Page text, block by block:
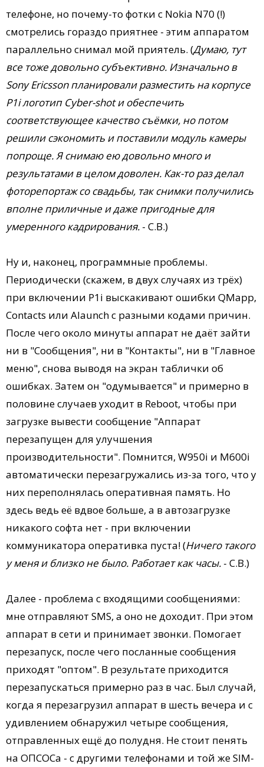
телефоне, но почему-то фотки с Nokia N70 (!)
смотрелись гораздо приятнее - этим аппаратом
параллельно снимал мой приятель. (Думаю, тут
все тоже довольно субъективно. Изначально в
Sony Ericsson планировали разместить на корпусе
P1i логотип Cyber-shot и обеспечить
соответствующее качество съёмки, но потом
решили сэкономить и поставили модуль камеры
попроще. Я снимаю ею довольно много и
результатами в целом доволен. Как-то раз делал
фоторепортаж со свадьбы, так снимки получились
вполне приличные и даже пригодные для
умеренного кадрирования. - С.В.)
Ну и, наконец, программные проблемы.
Периодически (скажем, в двух случаях из трёх)
при включении P1i выскакивают ошибки QMapp,
Contacts или Alaunch с разными кодами причин.
После чего около минуты аппарат не даёт зайти
ни в "Сообщения", ни в "Контакты", ни в "Главное
меню", снова выводя на экран таблички об
ошибках. Затем он "одумывается" и примерно в
половине случаев уходит в Reboot, чтобы при
загрузке вывести сообщение "Аппарат
перезапущен для улучшения
производительности". Помнится, W950i и M600i
автоматически перезагружались из-за того, что у
них переполнялась оперативная память. Но
здесь ведь её вдвое больше, а в автозагрузке
никакого софта нет - при включении
коммуникатора оперативка пуста! (Ничего такого
у меня и близко не было. Работает как часы. - С.В.)
Далее - проблема с входящими сообщениями:
мне отправляют SMS, а оно не доходит. При этом
аппарат в сети и принимает звонки. Помогает
перезапуск, после чего посланные сообщения
приходят "оптом". В результате приходится
перезапускаться примерно раз в час. Был случай,
когда я перезагрузил аппарат в шесть вечера и с
удивлением обнаружил четыре сообщения,
отправленных ещё до полудня. Не стоит пенять
на ОПСОСа - с другими телефонами и той же SIM-